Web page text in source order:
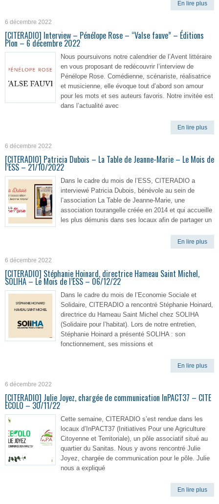
En lire plus
6 décembre 2022
[CITERADIO] Interview – Pénélope Rose – “Valse fauve” – Éditions
Plon – 6 décembre 2022
Nous poursuivons notre calendrier de l’Avent littéraire
en vous proposant de redécouvrir l’interview de
Pénélope Rose. Comédienne, scénariste, réalisatrice
et musicienne, elle évoque tout d’abord son amour
pour les mots et ses auteurs favoris. Notre invitée est
dans l’actualité avec
En lire plus
6 décembre 2022
[CITERADIO] Patricia Dubois – La Table de Jeanne-Marie – Le Mois de
l’ESS – 21/10/2022
Dans le cadre du mois de l’ESS, CITERADIO a
interviewé Patricia Dubois, bénévole au sein de
l’association La Table de Jeanne-Marie, une
association tourangelle créée en 2014 et qui accueille
les plus démunis dans ses locaux afin de partager un
En lire plus
6 décembre 2022
[CITERADIO] Stéphanie Hoinard, directrice Hameau Saint Michel,
SOLIHA – Le Mois de l’ESS – 06/12/22
Dans le cadre du mois de l’Economie Sociale et
Solidaire, CITERADIO a rencontré Stéphanie Hoinard,
directrice du Hameau Saint Michel chez SOLIHA
(Solidaire pour l’habitat). Lors de notre entretien,
Stéphanie Hoinard a présenté SOLIHA : son
fonctionnement, ses missions et
En lire plus
6 décembre 2022
[CITERADIO] Julie Joyez, chargée de communication InPACT37 – CITE
ECOLO – 30/11/22
Cette semaine, CITERADIO s’est rendue dans les
locaux d’InPACT37 (Initiatives Pour une Agriculture
Citoyenne et Territoriale), un pôle associatif situé au
quartier du Sanitas. Nous y avons rencontré Julie
Joyez, chargée de communication pour le pôle. Julie
nous a expliqué
En lire plus